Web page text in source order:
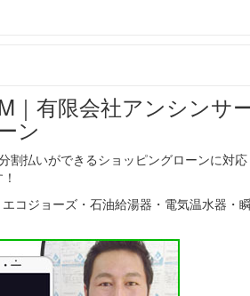
払いができるショッピングローンに対
ジョーズ・石油給湯器・電気温水器・瞬